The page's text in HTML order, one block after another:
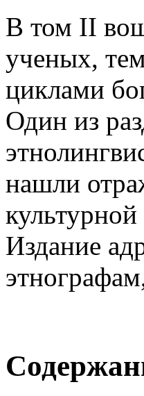
В том II
ученых,
циклами
Один из
нашли
культурной
Издание